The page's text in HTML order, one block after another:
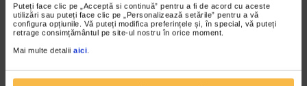
Puteți face clic pe „Acceptă si continuă” pentru a fi de acord cu aceste
utilizări sau puteți face clic pe „Personalizează setările” pentru a vă
configura opțiunile. Vă puteți modifica preferințele și, în special, vă puteți
retrage consimțământul pe site-ul nostru în orice moment.
Mai multe detalii aici
CLIPA DE ARTA